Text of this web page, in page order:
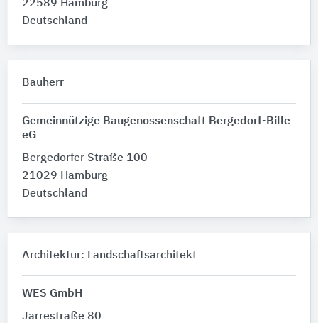
22589 Hamburg
Deutschland
Bauherr
Gemeinnützige Baugenossenschaft Bergedorf-Bille
eG
Bergedorfer Straße 100
21029 Hamburg
Deutschland
Architektur: Landschaftsarchitekt
WES GmbH
Jarrestraße 80